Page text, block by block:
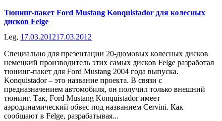
Тюнинг-пакет Ford Mustang Konquistador для колесных
дисков Felge
Leg, 17.03.201217.03.2012
Специально для презентации 20-дюмовых колесных дисков
немецкий производитель этих самых дисков Felge разработал
тюнинг-пакет для Ford Mustang 2004 года выпуска.
Konquistador – это название проекта. В связи с
предназначением автомобиля, он получил только внешний
тюнинг. Так, Ford Mustang Konquistador имеет
аэродинамический обвес под названием Cervini. Как
сообщают в Felge, разрабатывая...